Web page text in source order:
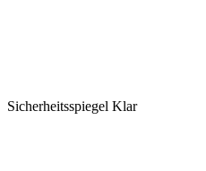
Sicherheitsspiegel Klar